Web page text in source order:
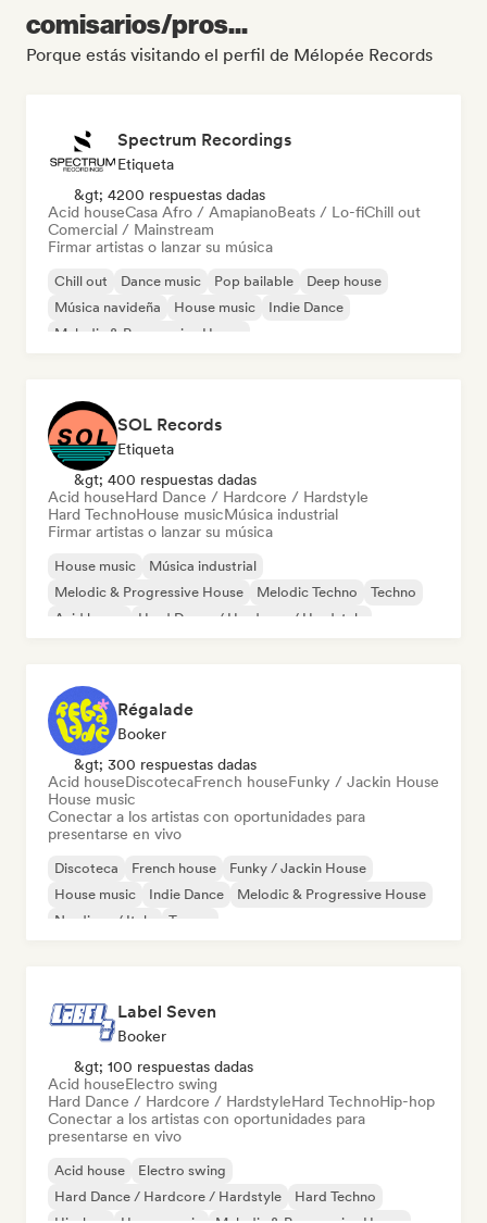
comisarios/pros...
Porque estás visitando el perfil de Mélopée Records
Spectrum Recordings
Etiqueta
&gt; 4200 respuestas dadas
Acid houseCasa Afro / AmapianoBeats / Lo-fiChill out
Comercial / Mainstream
Firmar artistas o lanzar su música
Chill out Dance music Pop bailable
Deep house
Música navideña
House music
Indie Dance
Melodic & Progressive House
SOL Records
Etiqueta
&gt; 400 respuestas dadas
Acid houseHard Dance / Hardcore / Hardstyle
Hard TechnoHouse musicMúsica industrial
Firmar artistas o lanzar su música
House music
Música industrial
Melodic & Progressive House
Melodic Techno
Techno
Acid house
Hard Dance / Hardcore / Hardstyle
Régalade
Booker
&gt; 300 respuestas dadas
Acid houseDiscotecaFrench houseFunky / Jackin House
House music
Conectar a los artistas con oportunidades para
presentarse en vivo
Discoteca French house
Funky / Jackin House
House music
Indie Dance
Melodic & Progressive House
Nu-disco / Italo
Trance
Label Seven
Booker
&gt; 100 respuestas dadas
Acid houseElectro swing
Hard Dance / Hardcore / HardstyleHard TechnoHip-hop
Conectar a los artistas con oportunidades para
presentarse en vivo
Acid house
Electro swing
Hard Dance / Hardcore / Hardstyle
Hard Techno